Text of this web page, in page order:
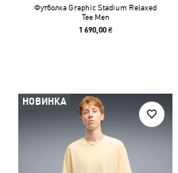
Футболка Graphic Stadium Relaxed
Tee Men
1 690,00 ₴
НОВИНКА